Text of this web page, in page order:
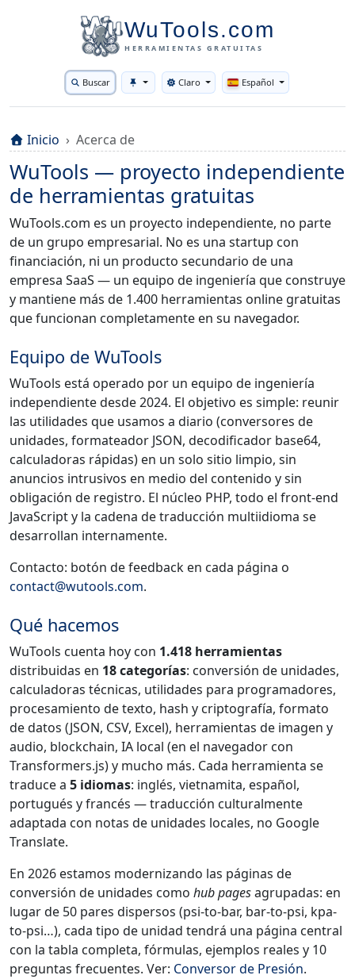
WuTools.com
HERRAMIENTAS GRATUITAS
Buscar Toggle theme
Claro Español
Inicio Acerca de
WuTools — proyecto independiente
de herramientas gratuitas
WuTools.com es un proyecto independiente, no parte
de un grupo empresarial. No es una startup con
financiación, ni un producto secundario de una
empresa SaaS — un equipo de ingeniería que construye
y mantiene más de 1.400 herramientas online gratuitas
que funcionan completamente en su navegador.
Equipo de WuTools
WuTools está operado por un equipo de ingeniería
independiente desde 2024. El objetivo es simple: reunir
las utilidades que usamos a diario (conversores de
unidades, formateador JSON, decodificador base64,
calculadoras rápidas) en un solo sitio limpio, sin
anuncios intrusivos en medio del contenido y sin
obligación de registro. El núcleo PHP, todo el front-end
JavaScript y la cadena de traducción multiidioma se
desarrollan internamente.
Contacto: botón de feedback en cada página o
contact@wutools.com.
Qué hacemos
WuTools cuenta hoy con 1.418 herramientas
distribuidas en 18 categorías: conversión de unidades,
calculadoras técnicas, utilidades para programadores,
procesamiento de texto, hash y criptografía, formato
de datos (JSON, CSV, Excel), herramientas de imagen y
audio, blockchain, IA local (en el navegador con
Transformers.js) y mucho más. Cada herramienta se
traduce a 5 idiomas: inglés, vietnamita, español,
portugués y francés — traducción culturalmente
adaptada con notas de unidades locales, no Google
Translate.
En 2026 estamos modernizando las páginas de
conversión de unidades como hub pagesagrupadas: en
lugar de 50 pares dispersos (psi-to-bar, bar-to-psi, kpa-
to-psi…), cada tipo de unidad tendrá una página central
con la tabla completa, fórmulas, ejemplos reales y 10
preguntas frecuentes. Ver: Conversor de Presión.